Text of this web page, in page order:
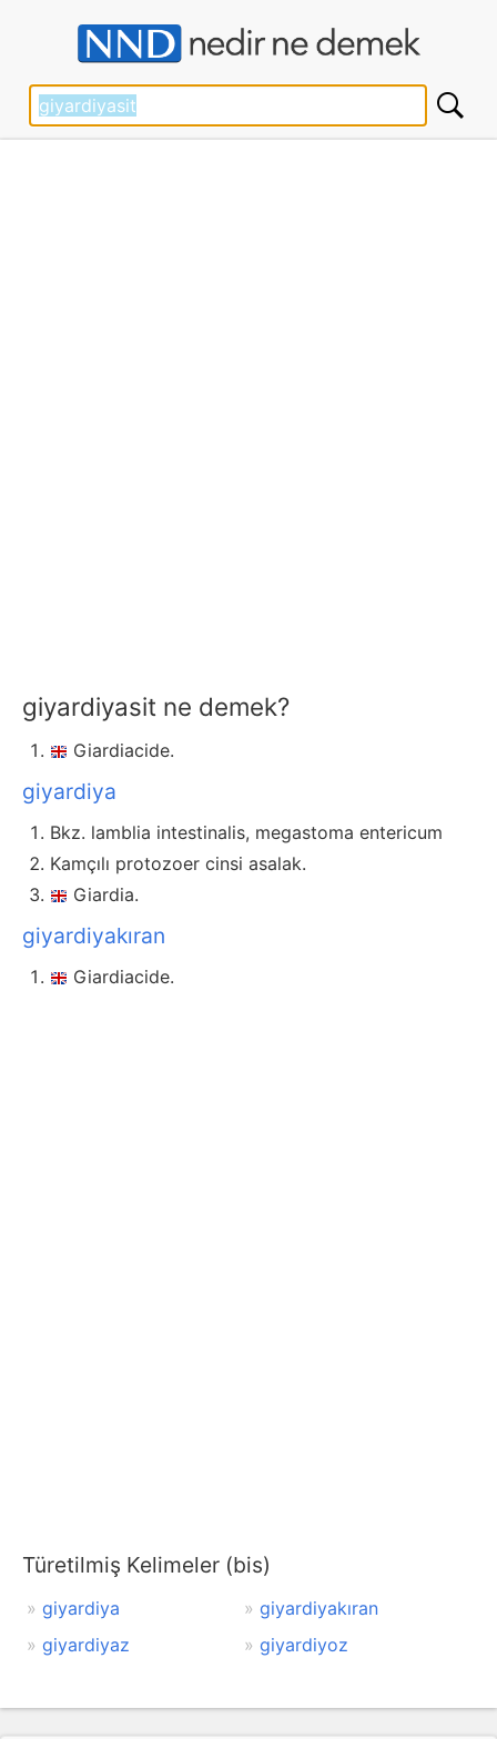
giyardiyasit ne demek?
Giardiacide.
giyardiya
Bkz. lamblia intestinalis, megastoma entericum
Kamçılı protozoer cinsi asalak.
Giardia.
giyardiyakıran
Giardiacide.
Türetilmiş Kelimeler (bis)
giyardiya
giyardiyakıran
giyardiyaz
giyardiyoz